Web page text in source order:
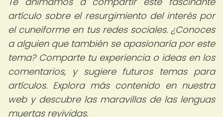
artículo sobre el resurgimiento del interés por
el cuneiforme en tus redes sociales. ¿Conoces
a alguien que también se apasionaría por este
tema? Comparte tu experiencia o ideas en los
comentarios, y sugiere futuros temas para
artículos. Explora más contenido en nuestra
web y descubre las maravillas de las lenguas
muertas revividas.